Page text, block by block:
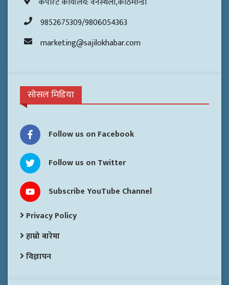
9852675309/9806054363
marketing@sajilokhabar.com
सोसल मिडिया
Follow us on Facebook
Follow us on Twitter
Subscribe YouTube Channel
Privacy Policy
हाम्रो बारेमा
विज्ञापन